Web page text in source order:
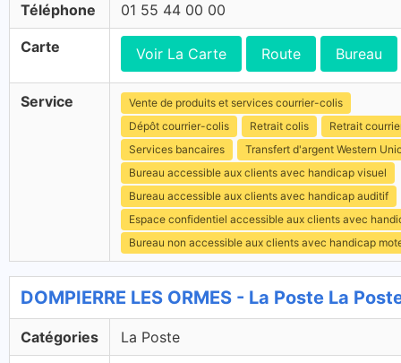
Téléphone 01 55 44 00 00
Carte Voir La Carte Route Bureau
Service
Vente de produits et services courrier-colis
Dépôt courrier-colis
Retrait colis
Retrait
Services bancaires
Transfert d'argent Western
Bureau accessible aux clients avec handicap visuel
Bureau accessible aux clients avec handicap auditif
Espace confidentiel accessible aux clients avec
Bureau non accessible aux clients avec handicap
DOMPIERRE LES ORMES - La Poste La
Catégories La Poste